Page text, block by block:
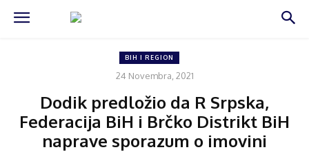
BIH I REGION
24 Novembra, 2021
Dodik predložio da R Srpska,
Federacija BiH i Brčko Distrikt BiH
naprave sporazum o imovini